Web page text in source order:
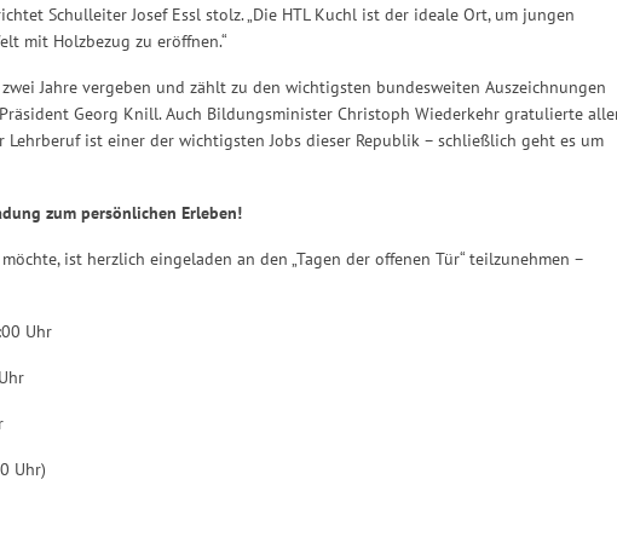
Schulleiter Josef Essl stolz. „Die HTL Kuchl ist der ideale Ort, um jungen
mit Holzbezug zu eröffnen.“
zwei Jahre vergeben und zählt zu den wichtigsten bundesweiten Auszeichnungen
Georg Knill. Auch Bildungsminister Christoph Wiederkehr gratulierte
Lehrberuf ist einer der wichtigsten Jobs dieser Republik – schließlich geht es um
zum persönlichen Erleben!
ist herzlich eingeladen an den „Tagen der offenen Tür“ teilzunehmen –
Uhr
Uhr)